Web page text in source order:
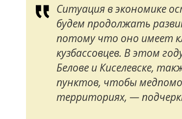
Ситуация в экономике
будем продолжать
потому что оно имеет
кузбассовцев. В этом
Белове и Киселевске,
пунктов, чтобы
территориях, —